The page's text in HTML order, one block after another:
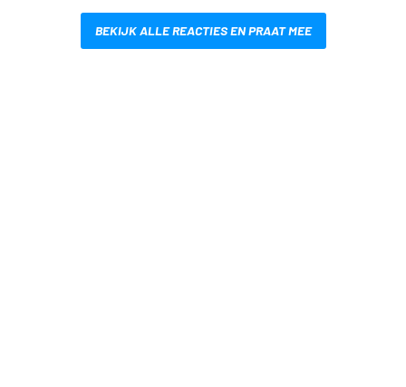
BEKIJK ALLE REACTIES EN PRAAT MEE